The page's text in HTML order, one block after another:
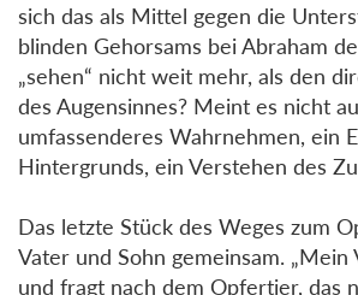
sich das als Mittel gegen die
blinden Gehorsams bei Abraham
„sehen“ nicht weit mehr, als den
des Augensinnes? Meint es nicht
umfassenderes Wahrnehmen, ein
Hintergrunds, ein Verstehen des
Das letzte Stück des Weges zum
Vater und Sohn gemeinsam. „Mein
und fragt nach dem Opfertier, das